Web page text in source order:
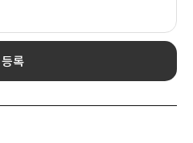
등록